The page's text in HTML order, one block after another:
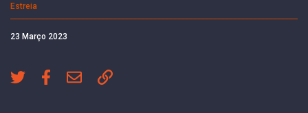
Estreia
23 Março 2023